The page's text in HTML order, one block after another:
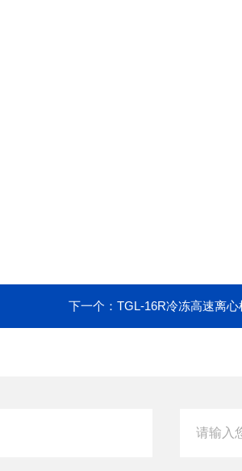
下一个： TGL-16R冷冻高速离心